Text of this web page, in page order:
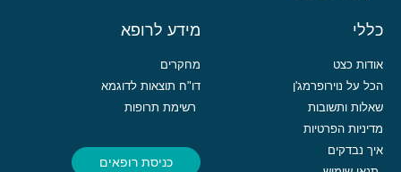
כללי
אודות כצט
הכל על נוירופרמג'ן
שאלות ותשובות
מדיניות הפרטיות
איך נבדקים
מידע לרופא
מחקרים
דו"ח תוצאות לדוגמא
רשימת תרופות
כניסת רופאים